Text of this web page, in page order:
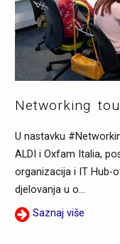
Networking
U nastavku
ALDI i Oxfam Italia,
organizacija i IT Hub-
djelovanja u o...
Saznaj više